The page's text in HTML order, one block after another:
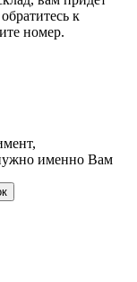
к
номер.
именно Вам